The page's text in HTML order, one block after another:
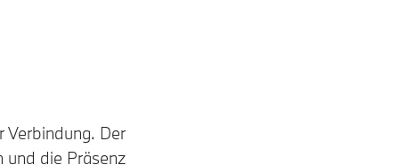
Verbindung. Der
und die Präsenz